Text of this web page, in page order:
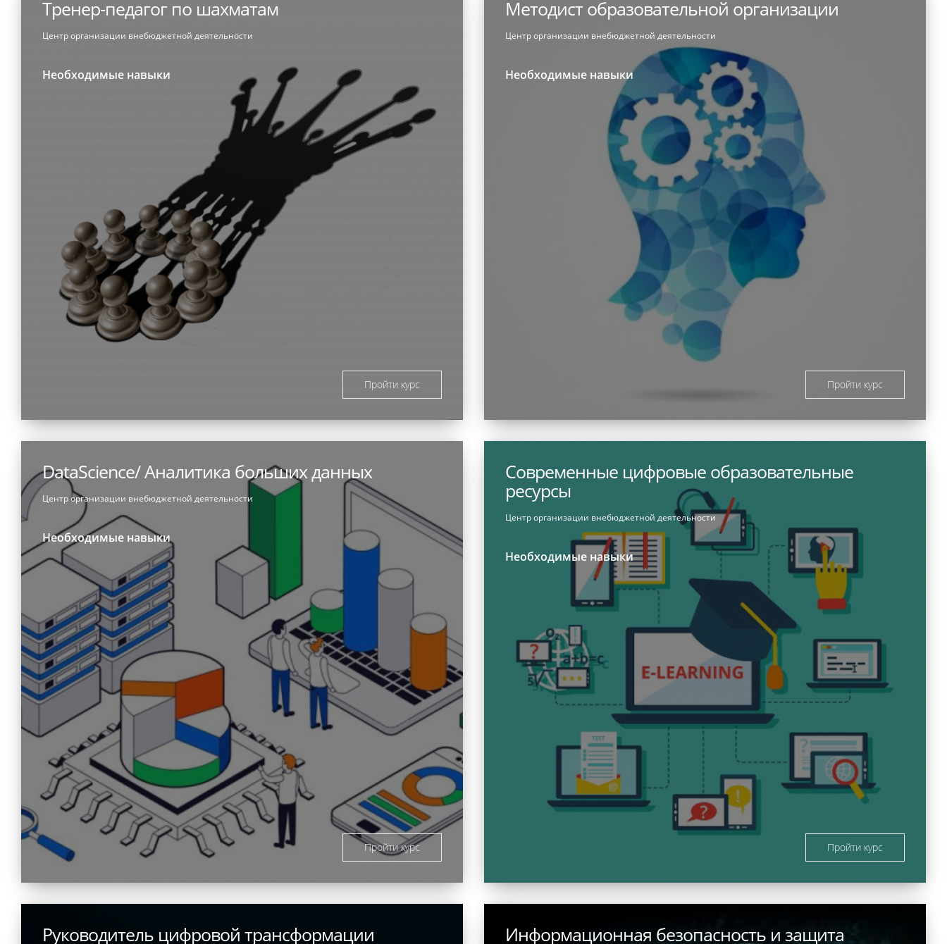
Тренер-педагог по шахматам
Центр организации внебюджетной деятельности
Необходимые навыки
Пройти курс
Методист образовательной организации
Центр организации внебюджетной деятельности
Необходимые навыки
Пройти курс
DataScience/ Аналитика больших данных
Центр организации внебюджетной деятельности
Необходимые навыки
Пройти курс
Современные цифровые образовательные
ресурсы
Центр организации внебюджетной деятельности
Необходимые навыки
Пройти курс
Руководитель цифровой трансформации Информационная безопасность и защита